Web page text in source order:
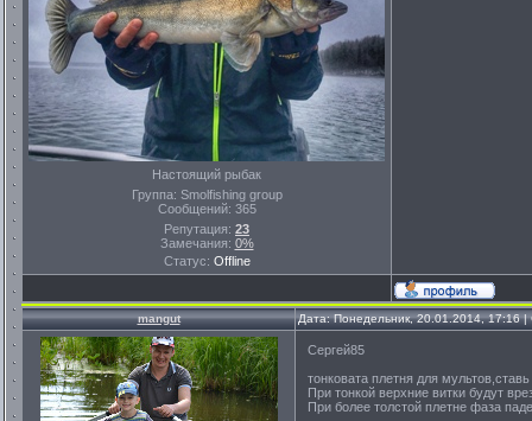
Настоящий рыбак
Группа: Smolfishing group
Сообщений: 365
Репутация: 23
Замечания: 0%
Статус: Offline
mangut Дата: Понедельник, 20.01.2014, 17:16
Сергей85
тонковата плетня для
При тонкой верхние витки будут
При более толстой плетне фаза